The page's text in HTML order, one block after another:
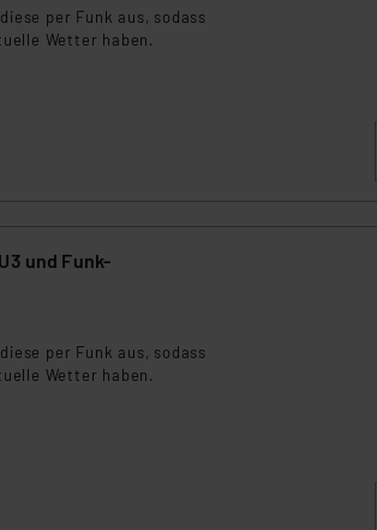
dass die USA als Land mit unzureichendem
dass US-Behörden personenbezogene
der Europäischen
per Funk aus, sodass
Wetter haben.
und Funk-
per Funk aus, sodass
Wetter haben.